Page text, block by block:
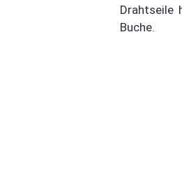
Drahtseile
Buche.